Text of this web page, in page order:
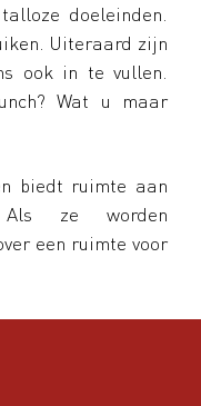
doeleinden.
Uiteraard zijn
ook in te vullen.
Wat u maar
biedt ruimte aan
Als ze worden
een ruimte voor